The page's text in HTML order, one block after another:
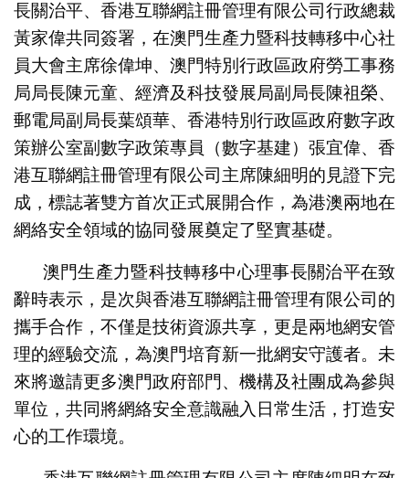
長關治平、香港互聯網註冊管理有限公司行政總裁
黃家偉共同簽署，在澳門生產力暨科技轉移中心社
員大會主席徐偉坤、澳門特別行政區政府勞工事務
局局長陳元童、經濟及科技發展局副局長陳祖榮、
郵電局副局長葉頌華、香港特別行政區政府數字政
策辦公室副數字政策專員（數字基建）張宜偉、香
港互聯網註冊管理有限公司主席陳細明的見證下完
成，標誌著雙方首次正式展開合作，為港澳兩地在
網絡安全領域的協同發展奠定了堅實基礎。
澳門生產力暨科技轉移中心理事長關治平在致
辭時表示，是次與香港互聯網註冊管理有限公司的
攜手合作，不僅是技術資源共享，更是兩地網安管
理的經驗交流，為澳門培育新一批網安守護者。未
來將邀請更多澳門政府部門、機構及社團成為參與
單位，共同將網絡安全意識融入日常生活，打造安
心的工作環境。